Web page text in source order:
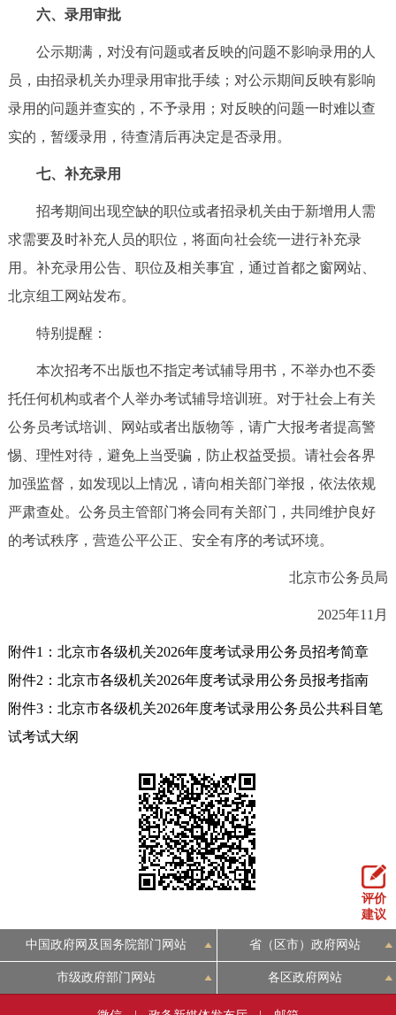
六、录用审批
公示期满，对没有问题或者反映的问题不影响录用的人
员，由招录机关办理录用审批手续；对公示期间反映有影响
录用的问题并查实的，不予录用；对反映的问题一时难以查
实的，暂缓录用，待查清后再决定是否录用。
七、补充录用
招考期间出现空缺的职位或者招录机关由于新增用人需
求需要及时补充人员的职位，将面向社会统一进行补充录
用。补充录用公告、职位及相关事宜，通过首都之窗网站、
北京组工网站发布。
特别提醒：
本次招考不出版也不指定考试辅导用书，不举办也不委
托任何机构或者个人举办考试辅导培训班。对于社会上有关
公务员考试培训、网站或者出版物等，请广大报考者提高警
惕、理性对待，避免上当受骗，防止权益受损。请社会各界
加强监督，如发现以上情况，请向相关部门举报，依法依规
严肃查处。公务员主管部门将会同有关部门，共同维护良好
的考试秩序，营造公平公正、安全有序的考试环境。
北京市公务员局
2025年11月
附件1：北京市各级机关2026年度考试录用公务员招考简章
附件2：北京市各级机关2026年度考试录用公务员报考指南
附件3：北京市各级机关2026年度考试录用公务员公共科目笔
试考试大纲
评价
建议
中国政府网及国务院部门网站 省（区市）政府网站
市级政府部门网站 各区政府网站